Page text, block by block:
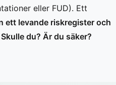
eller FUD). Ett
ett levande riskregister och
du? Är du säker?